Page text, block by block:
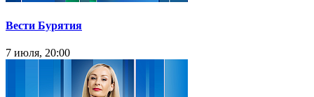
Вести Бурятия
7 июля, 20:00